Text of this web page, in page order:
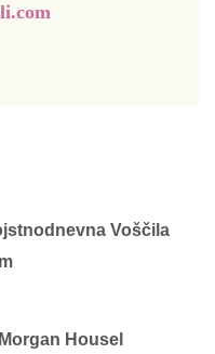
Voščila
Housel